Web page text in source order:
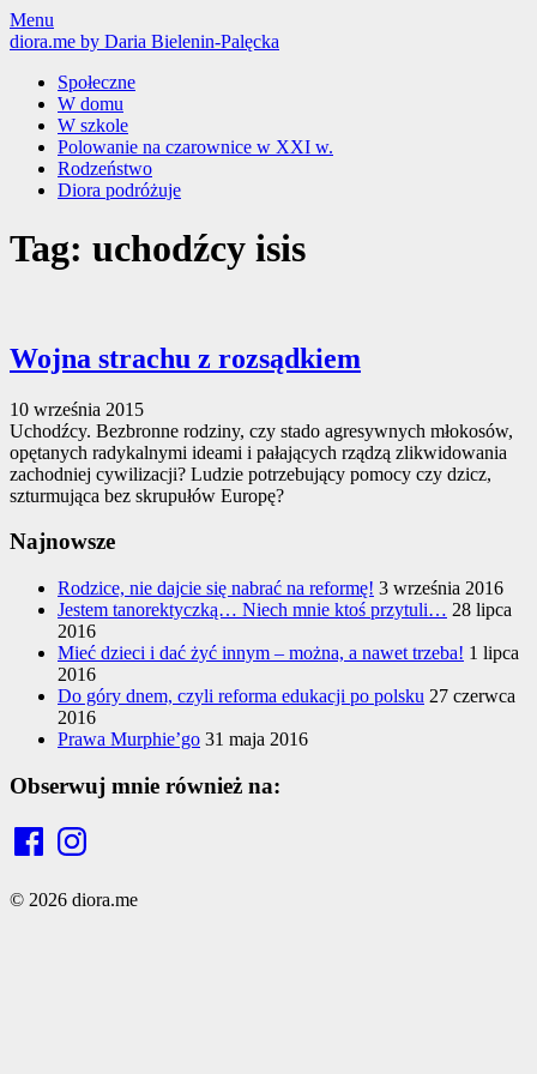
Skip
to
Menu
diora.me by Daria Bielenin-Palęcka
Społeczne
W domu
W szkole
Polowanie na czarownice w XXI w.
Rodzeństwo
Diora podróżuje
Tag: uchodźcy isis
Wojna strachu z rozsądkiem
10 września 2015
Uchodźcy. Bezbronne rodziny, czy stado agresywnych młokosów,
opętanych radykalnymi ideami i pałających rządzą zlikwidowania
zachodniej cywilizacji? Ludzie potrzebujący pomocy czy dzicz,
szturmująca bez skrupułów Europę?
Najnowsze
Rodzice, nie dajcie się nabrać na reformę! 3 września 2016
Jestem tanorektyczką… Niech mnie ktoś przytuli… 28 lipca
2016
Mieć dzieci i dać żyć innym – można, a nawet trzeba! 1 lipca
2016
Do góry dnem, czyli reforma edukacji po polsku 27 czerwca
2016
Prawa Murphie’go 31 maja 2016
Obserwuj mnie również na:
FacebookInstagram
© 2026 diora.me